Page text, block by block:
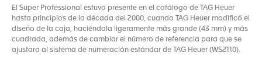
El Super Professional estuvo presente en el catálogo de TAG Heuer
hasta principios de la década del 2000, cuando TAG Heuer modificó el
diseño de la caja, haciéndola ligeramente más grande (43 mm) y más
cuadrada, además de cambiar el número de referencia para que se
ajustara al sistema de numeración estándar de TAG Heuer (WS2110).